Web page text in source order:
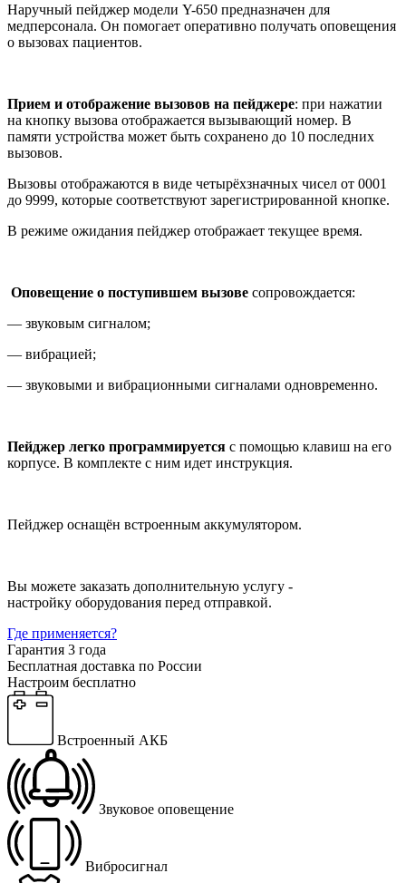
Наручный пейджер модели Y-650 предназначен для
медперсонала. Он помогает оперативно получать оповещения
о вызовах пациентов.
Прием и отображение вызовов на пейджере: при нажатии
на кнопку вызова отображается вызывающий номер. В
памяти устройства может быть сохранено до 10 последних
вызовов.
Вызовы отображаются в виде четырёхзначных чисел от 0001
до 9999, которые соответствуют зарегистрированной кнопке.
В режиме ожидания пейджер отображает текущее время.
Оповещение о поступившем вызове сопровождается:
— звуковым сигналом;
— вибрацией;
— звуковыми и вибрационными сигналами одновременно.
Пейджер легко программируется с помощью клавиш на его
корпусе. В комплекте с ним идет инструкция.
Пейджер оснащён встроенным аккумулятором.
Вы можете заказать дополнительную услугу -
настройку оборудования перед отправкой.
Где применяется?
Гарантия 3 года
Бесплатная доставка по России
Настроим бесплатно
Встроенный АКБ
Звуковое оповещение
Вибросигнал